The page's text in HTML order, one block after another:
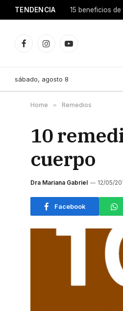
TENDENCIA 15 beneficios
FacebookInstagramYouTube
sábado, agosto 8
Home » Remedios
10
cuerpo
Dra Mariana Gabriel 12/05/
Facebook